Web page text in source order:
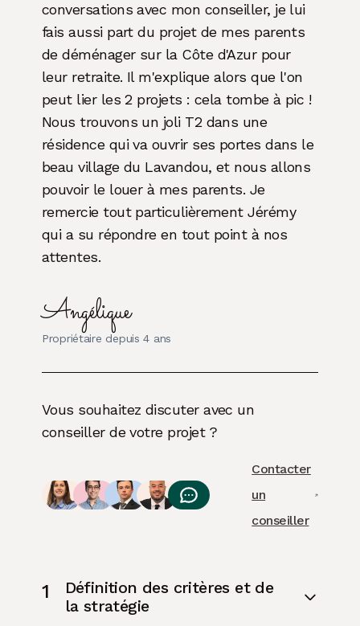
conversations avec mon conseiller, je lui
fais aussi part du projet de mes parents
de déménager sur la Côte d'Azur pour
leur retraite. Il m'explique alors que l'on
peut lier les 2 projets : cela tombe à pic !
Nous trouvons un joli T2 dans une
résidence qui va ouvrir ses portes dans le
beau village du Lavandou, et nous allons
pouvoir le louer à mes parents. Je
remercie tout particulièrement Jérémy
qui a su répondre en tout point à nos
attentes.
Angélique
Propriétaire depuis 4 ans
Vous souhaitez discuter avec un
conseillerde votre projet ?
Contacter
un
conseiller
1
Définition des critères et de
la stratégie